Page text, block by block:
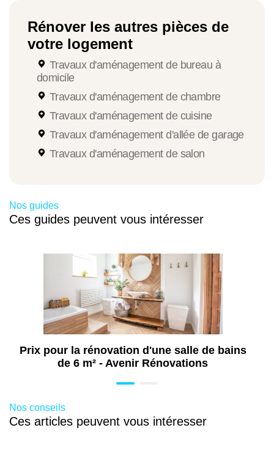
Budget constaté
Aménagement de salle de bains de 3 à 4
De 3000 à 3250 €
De 3700 à 4100 €
Aménagement de salle de bains de 7 à 8
De 6700 à 10000 €
Démolition de l’ancienne salle de bains
Rénover les autres pièces de
votre logement
Travaux d'aménagement de bureau à
domicile
Travaux d'aménagement de chambre
Travaux d'aménagement de cuisine
Travaux d'aménagement d'allée de garage
Travaux d'aménagement de salon
Nos guides
Ces guides peuvent vous intéresser
Prix pour la rénovation d'une salle de bains
de 6 m² - Avenir Rénovations
Nos conseils
Ces articles peuvent vous intéresser